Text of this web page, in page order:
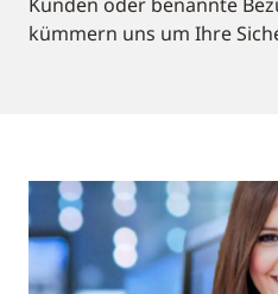
kümmern uns um Ihre